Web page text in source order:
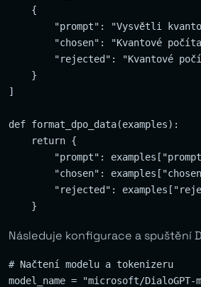
    {
"prompt": "Vysvětli
"chosen": "Kvantové
"rejected": "Kvantové
    }
]
def format_dpo_data(examples):
    return {
"prompt":
"chosen":
"rejected":
Následuje konfigurace a spuštění
# Načtení modelu a tokenizeru
model_name = "microsoft/DialoGPT-